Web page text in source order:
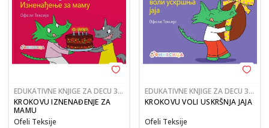
EDUKATIVNE KNJIGE ZA DECU 3-
5
KROKOVU IZNENAĐENJE ZA
MAMU
Ofeli Teksije
EDUKATIVNE KNJIGE ZA DECU 3-
5
KROKOVU VOLI USKRŠNJA JAJA
Ofeli Teksije